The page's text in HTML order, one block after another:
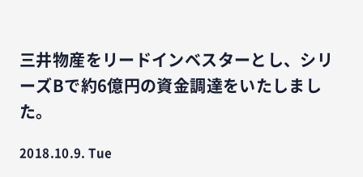
三井物産をリードインベスターとし、シリ
ーズBで約6億円の資金調達をいたしまし
た。
2018.10.9. Tue